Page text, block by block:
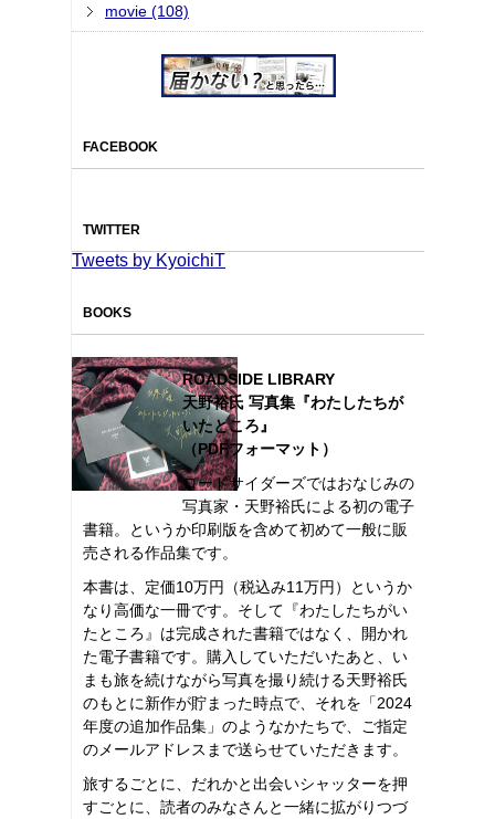
movie (108)
FACEBOOK
TWITTER
Tweets by KyoichiT
BOOKS
ROADSIDE LIBRARY
天野裕氏 写真集『わたしたちが
いたところ』
（PDFフォーマット）
ロードサイダーズではおなじみの
写真家・天野裕氏による初の電子
書籍。というか印刷版を含めて初めて一般に販
売される作品集です。
本書は、定価10万円（税込み11万円）というか
なり高価な一冊です。そして『わたしたちがい
たところ』は完成された書籍ではなく、開かれ
た電子書籍です。購入していただいたあと、い
まも旅を続けながら写真を撮り続ける天野裕氏
のもとに新作が貯まった時点で、それを「2024
年度の追加作品集」のようなかたちで、ご指定
のメールアドレスまで送らせていただきます。
旅するごとに、だれかと出会いシャッターを押
すごとに、読者のみなさんと一緒に拡がりつづ